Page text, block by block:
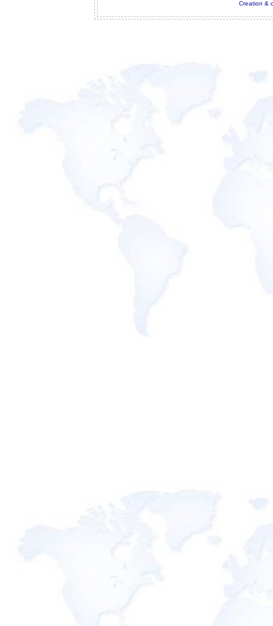
Creation &